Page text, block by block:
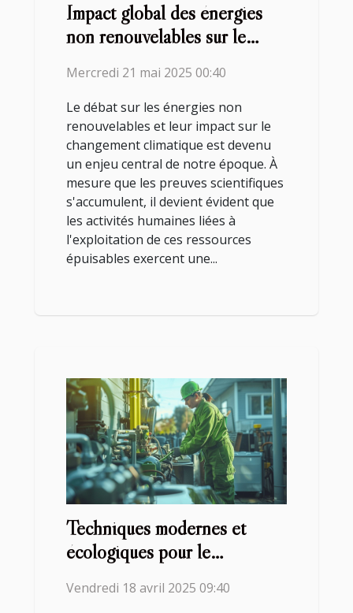
Impact global des énergies
non renouvelables sur le
Mercredi 21 mai 2025 00:40
Le débat sur les énergies non
renouvelables et leur impact sur le
changement climatique est devenu
un enjeu central de notre époque. À
mesure que les preuves scientifiques
s'accumulent, il devient évident que
les activités humaines liées à
l'exploitation de ces ressources
épuisables exercent une...
Techniques modernes et
écologiques pour le
Vendredi 18 avril 2025 09:40